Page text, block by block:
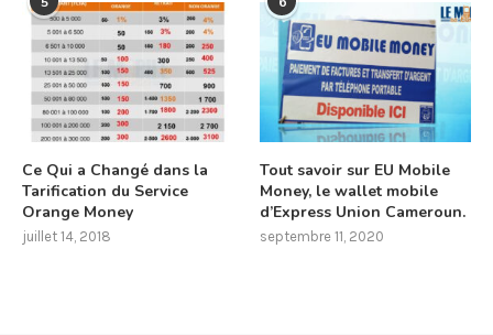
Ce Qui a Changé dans la
Tarification du Service
Orange Money
juillet 14, 2018
Tout savoir sur EU Mobile
Money, le wallet mobile
d’Express Union Cameroun.
septembre 11, 2020